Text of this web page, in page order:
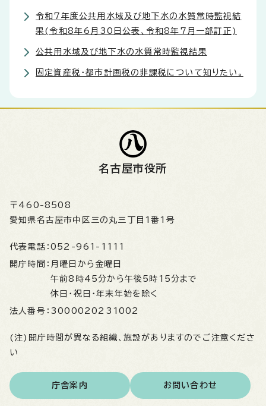
令和7年度公共用水域及び地下水の水質常時監視結
果(令和8年6月30日公表、令和8年7月一部訂正)
公共用水域及び地下水の水質常時監視結果
固定資産税・都市計画税の非課税について知りたい。
名古屋市役所
〒460-8508
愛知県名古屋市中区三の丸三丁目1番1号
代表電話： 052-961-1111
開庁時間： 月曜日から金曜日
午前8時45分から午後5時15分まで
休日・祝日・年末年始を除く
法人番号： 3000020231002
(注)開庁時間が異なる組織、施設がありますのでご注意くださ
い
庁舎案内 お問い合わせ